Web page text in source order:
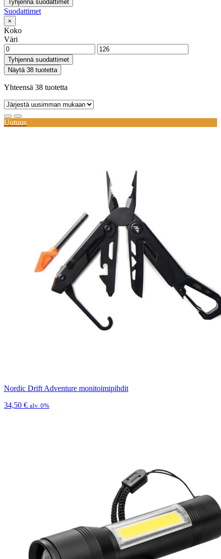
Tyhjennä suodattimet
Suodattimet
×
Koko
Väri
Tyhjennä suodattimet
Näytä 38 tuotetta
Yhteensä 38 tuotetta
Uutuus
Nordic Drift Adventure monitoimipihdit
34,50 € alv. 0%